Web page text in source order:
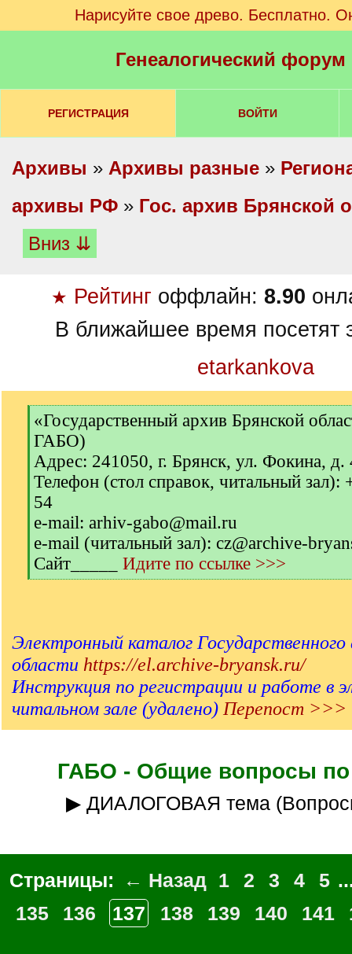
Нарисуйте свое древо. Бесплатно.
Генеалогический
РЕГИСТРАЦИЯ ВОЙТИ
Архивы » Архивы разные »
архивы РФ » Гос. архив Брянской
Вниз ⇊
★ Рейтинг оффлайн: 8.90
В ближайшее время посетят
etarkankova
[
]
«Государственный архив Брянской
ГАБО)
Адрес: 241050, г. Брянск, ул. Фокина, д.
Телефон (стол справок, читальный
54
e-mail: arhiv-gabo@mail.ru
e-mail (читальный зал): cz@archive-
Сайт_____ Идите по ссылке >>>
[
Электронный каталог Государственного
области https://el.archive-bryansk.ru/
Инструкция по регистрации и работе в
читальном зале (удалено) Перепост >>>
ГАБО - Общие вопросы по
▶ ДИАЛОГОВАЯ тема
Страницы: ← Назад 1 2 3 4 5
135
136 137 138 139 140 141